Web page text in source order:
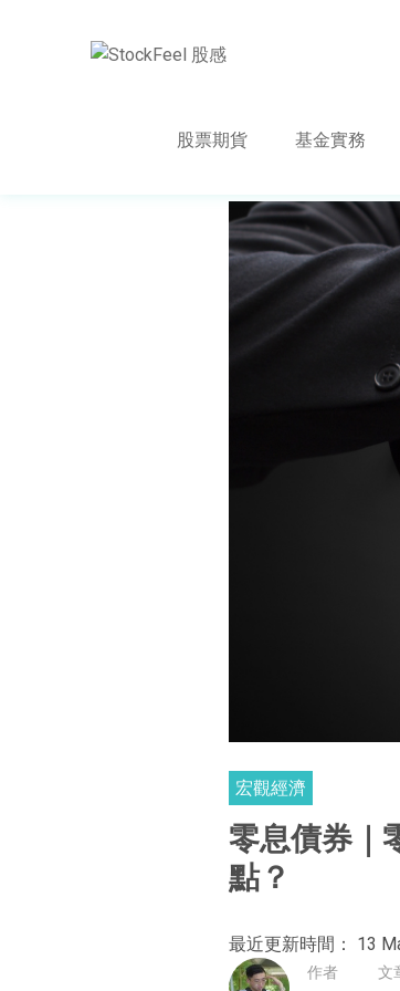
股票期貨 基金實務
宏觀經濟
零息債券｜
點？
最近更新時間： 13
作者 文